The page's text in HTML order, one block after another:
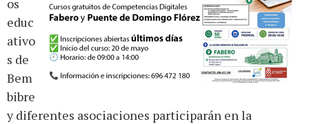
educ
ativo
s de
Bem
bibre
y diferentes asociaciones participarán en la